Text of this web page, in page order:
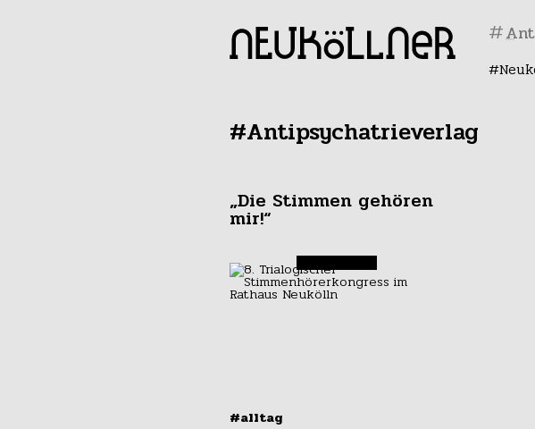
#
#Antipsychatrieverlag
„Die Stimmen gehören
mir!“
#alltag